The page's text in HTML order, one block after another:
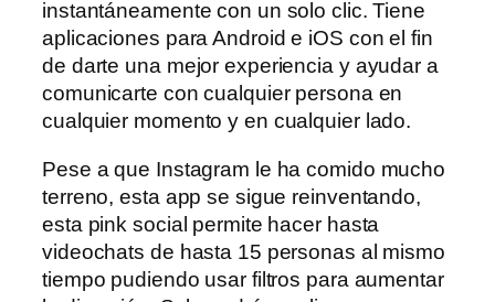
instantáneamente con un solo clic. Tiene
aplicaciones para Android e iOS con el fin
de darte una mejor experiencia y ayudar a
comunicarte con cualquier persona en
cualquier momento y en cualquier lado.
Pese a que Instagram le ha comido mucho
terreno, esta app se sigue reinventando,
esta pink social permite hacer hasta
videochats de hasta 15 personas al mismo
tiempo pudiendo usar filtros para aumentar